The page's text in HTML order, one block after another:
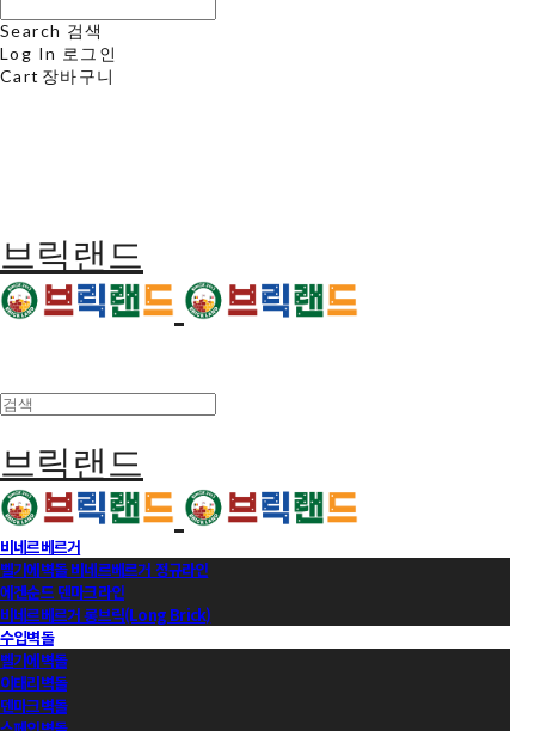
Search 검색
Log In 로그인
Cart 장바구니
브릭랜드
브릭랜드
비네르베르거
벨기에벽돌 비네르베르거 정규라인
에겐순드 덴마크라인
비네르베르거 롱브릭(Long Brick)
수입벽돌
벨기에벽돌
이태리벽돌
덴마크벽돌